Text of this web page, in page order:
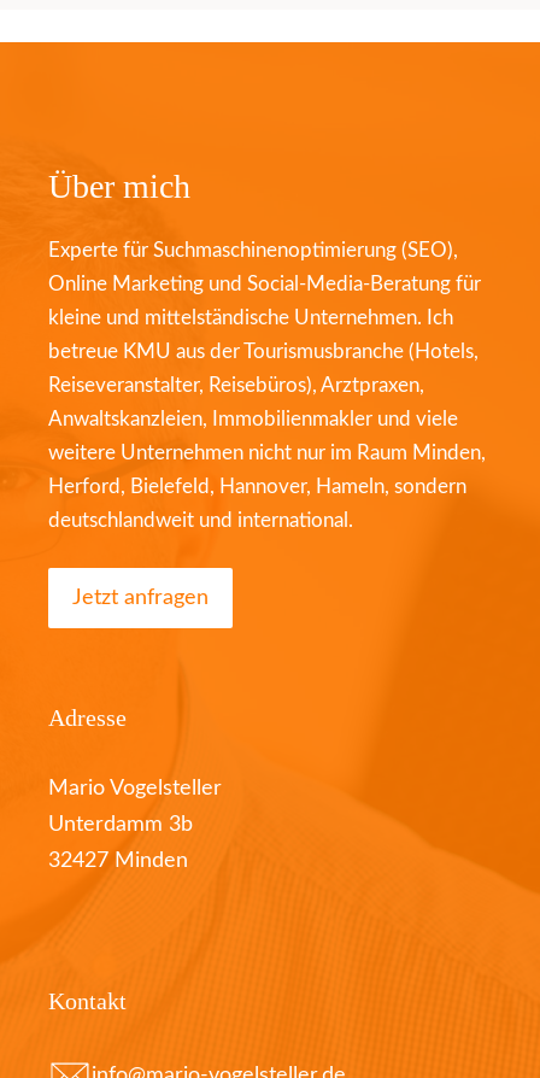
Über mich
Experte für Suchmaschinenoptimierung (SEO),
Online Marketing und Social-Media-Beratung für
kleine und mittelständische Unternehmen. Ich
betreue KMU aus der Tourismusbranche (Hotels,
Reiseveranstalter, Reisebüros), Arztpraxen,
Anwaltskanzleien, Immobilienmakler und viele
weitere Unternehmen nicht nur im Raum Minden,
Herford, Bielefeld, Hannover, Hameln, sondern
deutschlandweit und international.
Jetzt anfragen
Adresse
Mario Vogelsteller
Unterdamm 3b
32427 Minden
Kontakt